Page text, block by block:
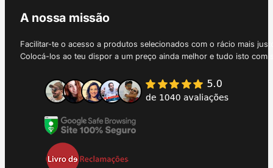
A nossa missão
Facilitar-te o acesso a produtos selecionados com o rácio mais
Colocá-los ao teu dispor a um preço ainda melhor e tudo isto